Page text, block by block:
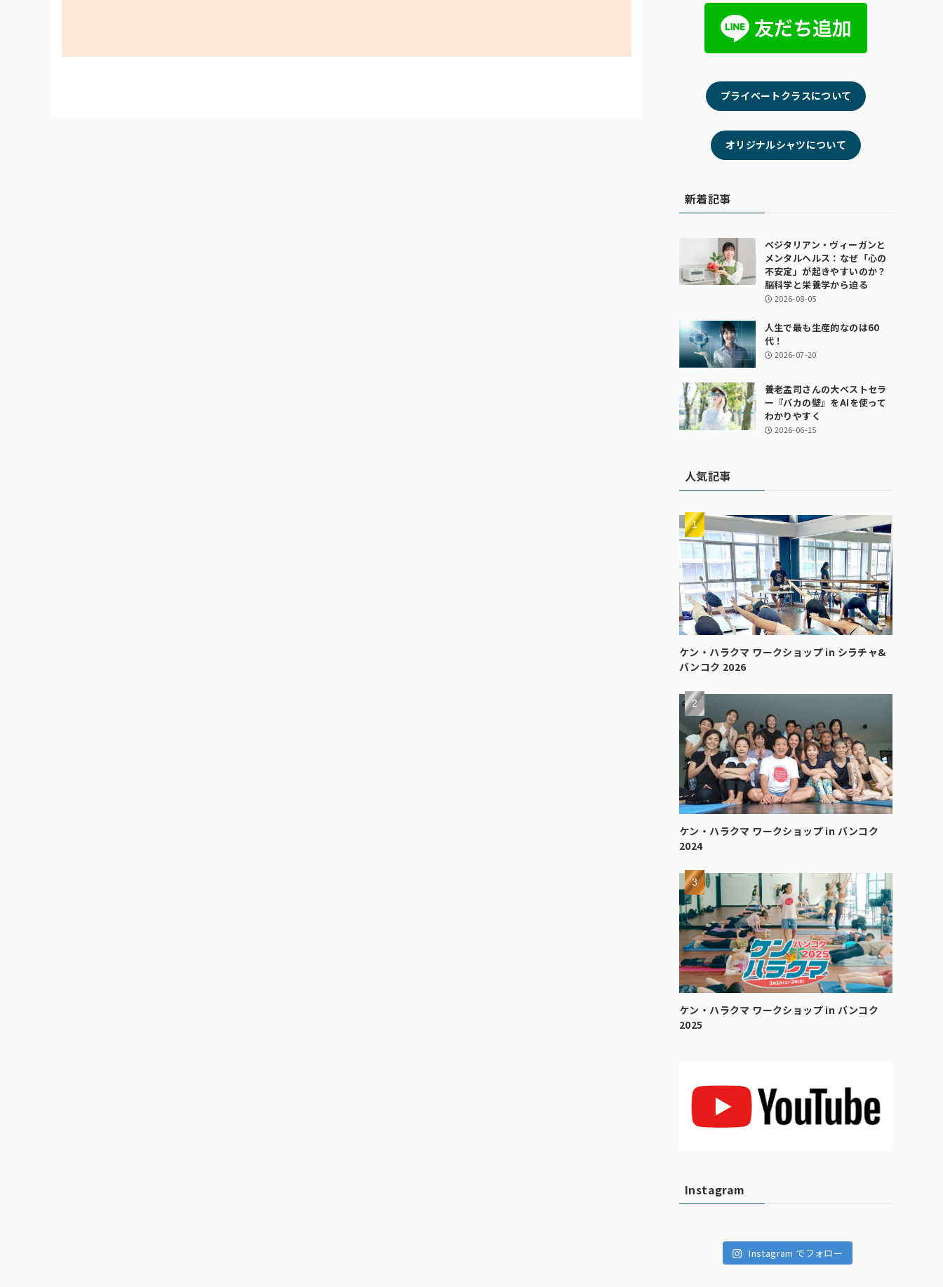
プライベートクラスについて
オリジナルシャツについて
新着記事
ベジタリアン・ヴィーガンと
メンタルヘルス：なぜ「心の
不安定」が起きやすいのか？
脳科学と栄養学から迫る
2026-08-05
人生で最も生産的なのは60
代！
2026-07-20
養老孟司さんの大ベストセラ
ー『バカの壁』をAIを使って
わかりやすく
2026-06-15
人気記事
ケン・ハラクマ ワークショップ in シラチャ&
バンコク 2026
ケン・ハラクマ ワークショップ in バンコク
2024
ケン・ハラクマ ワークショップ in バンコク
2025
Instagram
Instagram でフォロー